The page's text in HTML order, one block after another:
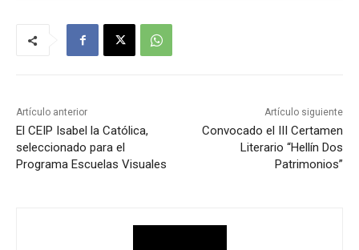
Artículo anterior
El CEIP Isabel la Católica,
seleccionado para el
Programa Escuelas Visuales
Artículo siguiente
Convocado el III Certamen
Literario “Hellín Dos
Patrimonios”